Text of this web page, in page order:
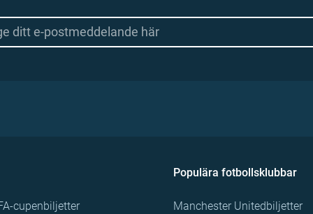
cupenbiljetter
Populära fotbollsklubbar
Manchester Unitedbiljetter